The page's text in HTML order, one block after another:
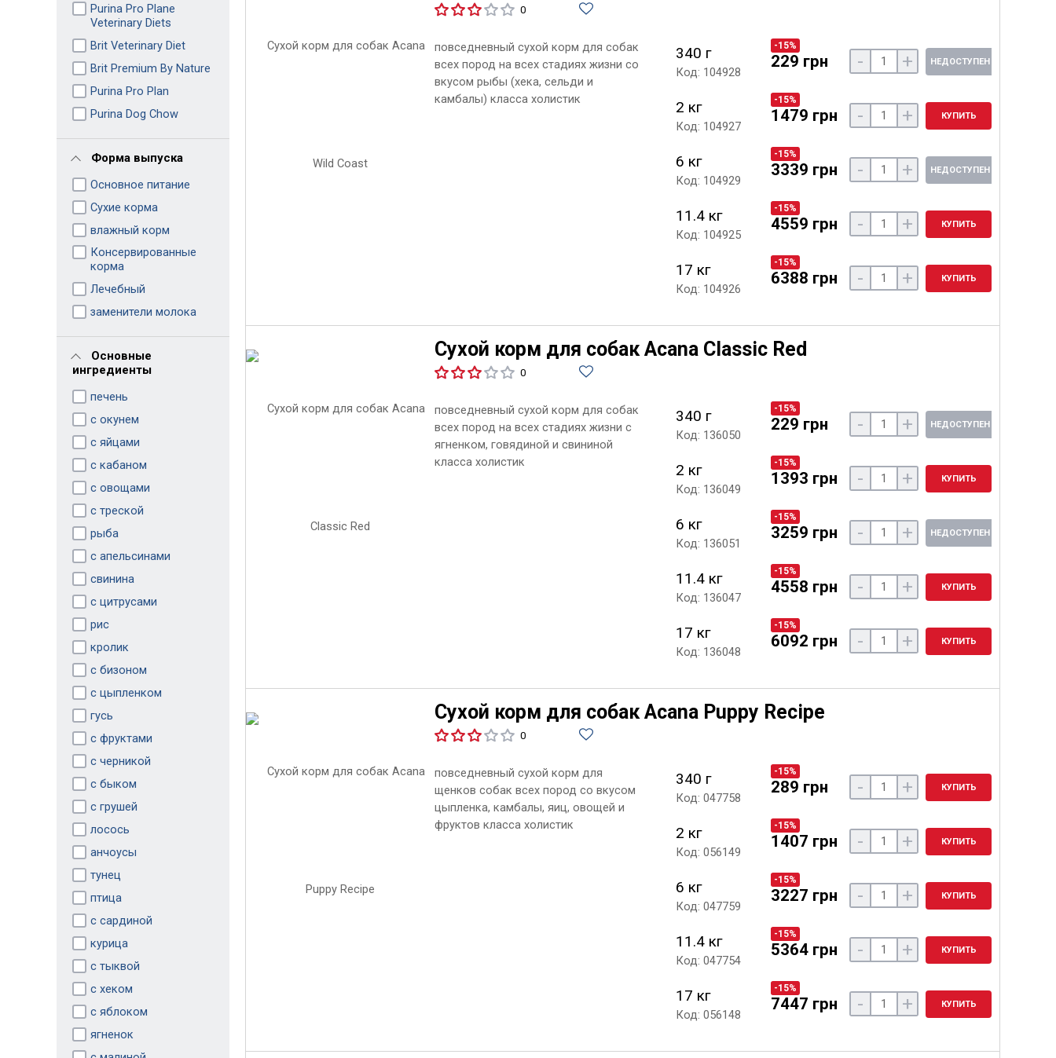
Purina Pro Plane
Veterinary Diets
Brit Veterinary Diet
Brit Premium By Nature
Purina Pro Plan
Purina Dog Chow
Форма выпуска
Основное питание
Сухие корма
влажный корм
Консервированные
корма
Лечебный
заменители молока
Основные
ингредиенты
печень
с окунем
с яйцами
с кабаном
с овощами
с треской
рыба
с апельсинами
свинина
с цитрусами
рис
кролик
с бизоном
с цыпленком
гусь
с фруктами
с черникой
с быком
с грушей
лосось
анчоусы
тунец
птица
с сардиной
курица
с тыквой
с хеком
с яблоком
ягненок
0
повседневный сухой корм для собак
всех пород на всех стадиях жизни со
вкусом рыбы (хека, сельди и
камбалы) класса холистик
340 г
Код: 104928
-15%
229 грн - + НЕДОСТУПЕН
2 кг
Код: 104927
-15%
1479 грн - + КУПИТЬ
6 кг
Код: 104929
-15%
3339 грн - + НЕДОСТУПЕН
11.4 кг
Код: 104925
-15%
4559 грн - + КУПИТЬ
17 кг
Код: 104926
-15%
6388 грн - + КУПИТЬ
Сухой корм для собак Acana Classic Red
0
повседневный сухой корм для собак
всех пород на всех стадиях жизни с
ягненком, говядиной и свининой
класса холистик
340 г
Код: 136050
-15%
229 грн - + НЕДОСТУПЕН
2 кг
Код: 136049
-15%
1393 грн - + КУПИТЬ
6 кг
Код: 136051
-15%
3259 грн - + НЕДОСТУПЕН
11.4 кг
Код: 136047
-15%
4558 грн - + КУПИТЬ
17 кг
Код: 136048
-15%
6092 грн - + КУПИТЬ
Сухой корм для собак Acana Puppy Recipe
0
повседневный сухой корм для
щенков собак всех пород со вкусом
цыпленка, камбалы, яиц, овощей и
фруктов класса холистик
340 г
Код: 047758
-15%
289 грн - + КУПИТЬ
2 кг
Код: 056149
-15%
1407 грн - + КУПИТЬ
6 кг
Код: 047759
-15%
3227 грн - + КУПИТЬ
11.4 кг
Код: 047754
-15%
5364 грн - + КУПИТЬ
17 кг
Код: 056148
-15%
7447 грн - + КУПИТЬ